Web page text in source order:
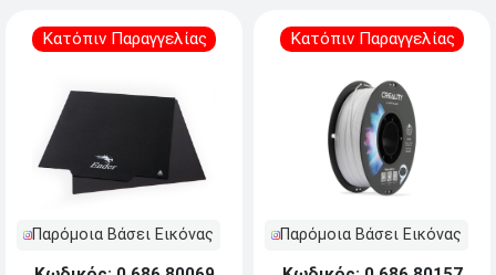
Κατόπιν Παραγγελίας
Παρόμοια Βάσει Εικόνας
Κατόπιν Παραγγελίας
Παρόμοια Βάσει Εικόνας